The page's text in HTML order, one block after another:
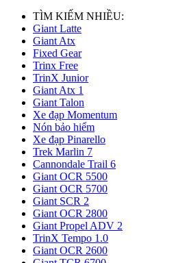
TÌM KIẾM NHIỀU:
Giant Latte
Giant Atx
Fixed Gear
Trinx Free
TrinX Junior
Giant Atx 1
Giant Talon
Xe đạp Momentum
Nón bảo hiểm
Xe đạp Pinarello
Trek Marlin 7
Cannondale Trail 6
Giant OCR 5500
Giant OCR 5700
Giant SCR 2
Giant OCR 2800
Giant Propel ADV 2
TrinX Tempo 1.0
Giant OCR 2600